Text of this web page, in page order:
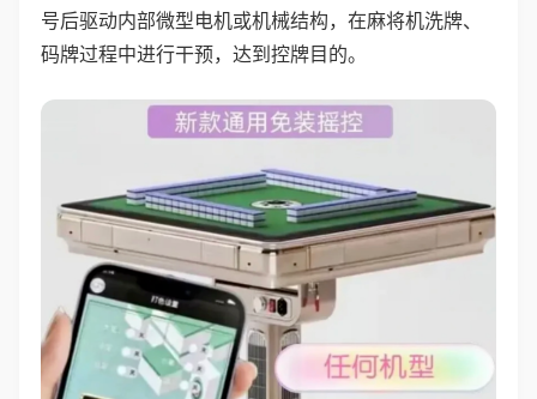
号后驱动内部微型电机或机械结构，在麻将机洗牌、
码牌过程中进行干预，达到控牌目的。